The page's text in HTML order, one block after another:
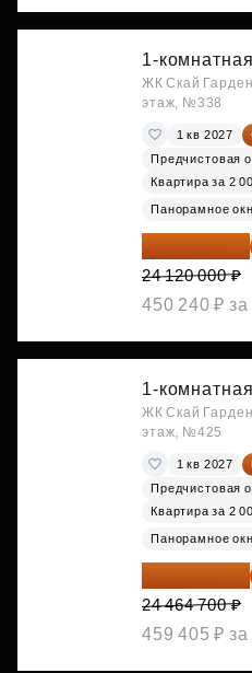
1-
ЖК Скай
этаж, №338
1 кв 2027
Предчистовая
Квартира за 2
Панорамное
20 260 800 ₽
24 120 000 ₽
450 240 ₽ за
1-
ЖК Скай
этаж, №425
1 кв 2027
Предчистовая
Квартира за 2
Панорамное
20 305 701 ₽
24 464 700 ₽
459 405 ₽ за